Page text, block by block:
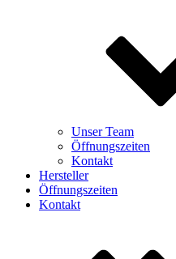
Unser Team
Öffnungszeiten
Kontakt
Hersteller
Öffnungszeiten
Kontakt